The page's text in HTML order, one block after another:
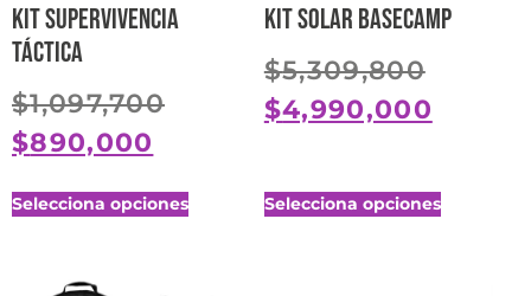
Kit Supervivencia
Táctica
$1,097,700
$890,000
Selecciona opciones
Kit Solar Basecamp
$5,309,800
$4,990,000
Selecciona opciones